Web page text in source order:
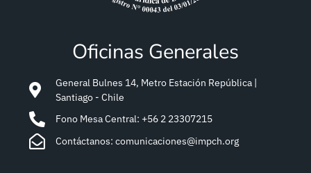
Oficinas Generales
General Bulnes 14, Metro Estación República |
Santiago - Chile
Fono Mesa Central: +56 2 23307215
Contáctanos: comunicaciones@impch.org